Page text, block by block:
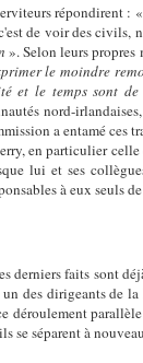
répondirent : «
de voir des civils,
». Selon leurs propres
le moindre
et le temps sont
nord-
a entamé ces
en particulier
lui et ses
à eux seuls
derniers faits sont
des dirigeants de
déroulement
se séparent à